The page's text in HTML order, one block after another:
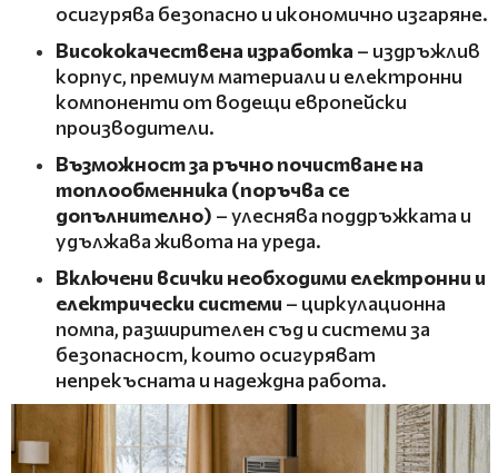
осигурява безопасно и икономично изгаряне.
Висококачествена изработка – издръжлив
корпус, премиум материали и електронни
компоненти от водещи европейски
производители.
Възможност за ръчно почистване на
топлообменника (поръчва се
допълнително) – улеснява поддръжката и
удължава живота на уреда.
Включени всички необходими електронни и
електрически системи – циркулационна
помпа, разширителен съд и системи за
безопасност, които осигуряват
непрекъсната и надеждна работа.